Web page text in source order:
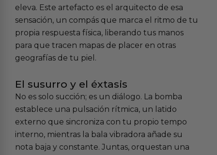
eleva. Este artefacto es el arquitecto de esa
sensación, un compás que marca el ritmo de tu
propia respuesta física, liberando tus manos
para que tracen mapas de placer en otras
geografías de tu piel.
El susurro y el éxtasis
No es solo succión; es un diálogo. La bomba
establece una pulsación rítmica, un latido
externo que sincroniza con tu propio tempo
interno, mientras la bala vibradora añade su
nota baja y constante. Juntas, orquestan una